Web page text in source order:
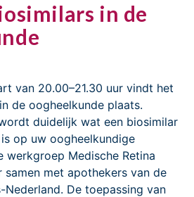
in de
van 20.00–21.30 uur vindt het
de oogheelkunde plaats.
duidelijk wat een biosimilar
op uw oogheelkundige
werkgroep Medische Retina
met apothekers van de
Nederland. De toepassing van